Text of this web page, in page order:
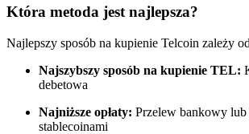
Zostań traderem kopiującym
Która metoda jest najlepsza?
Najlepszy sposób na kupienie Telcoin zależy
Najszybszy sposób na kupienie TEL:
debetowa
Najniższe opłaty: Przelew bankowy lub
stablecoinami